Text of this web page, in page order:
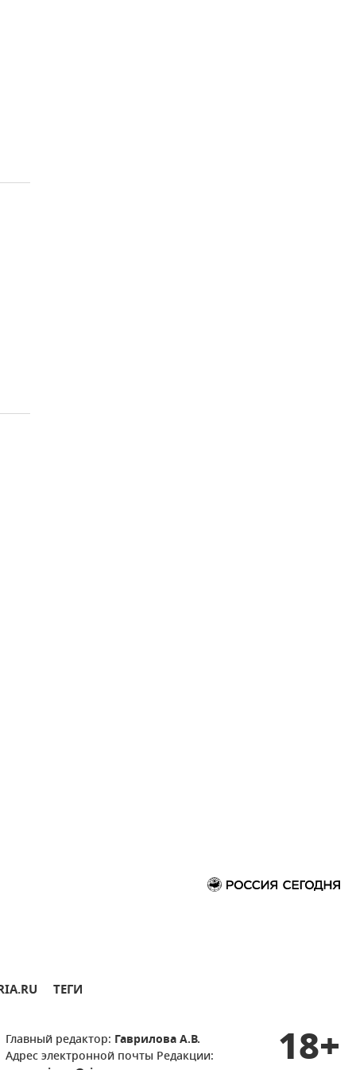
ТЕГИ
Главный редактор: Гаврилова А.В.
Адрес электронной почты Редакции:
18+